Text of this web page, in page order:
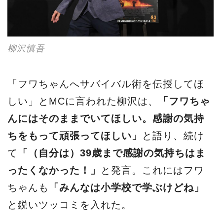
柳沢慎吾
「フワちゃんへサバイバル術を伝授してほ
しい」とMCに言われた柳沢は、
「フワちゃ
んにはそのままでいてほしい。感謝の気持
ちをもって頑張ってほしい」
と語り、続け
て
「（自分は）39歳まで感謝の気持ちはま
ったくなかった！」
と発言。これにはフワ
ちゃんも
「みんなは小学校で学ぶけどね」
と鋭いツッコミを入れた。